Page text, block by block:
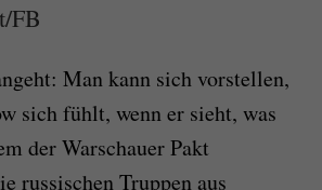
FB
Man kann sich vorstellen,
sich fühlt, wenn er sieht, was
der Warschauer Pakt
russischen Truppen aus